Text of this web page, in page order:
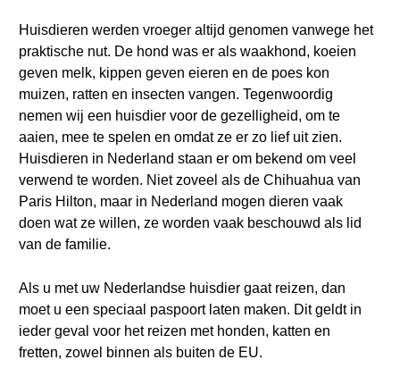
Huisdieren werden vroeger altijd genomen vanwege het
praktische nut. De hond was er als waakhond, koeien
geven melk, kippen geven eieren en de poes kon
muizen, ratten en insecten vangen. Tegenwoordig
nemen wij een huisdier voor de gezelligheid, om te
aaien, mee te spelen en omdat ze er zo lief uit zien.
Huisdieren in Nederland staan er om bekend om veel
verwend te worden. Niet zoveel als de Chihuahua van
Paris Hilton, maar in Nederland mogen dieren vaak
doen wat ze willen, ze worden vaak beschouwd als lid
van de familie.
Als u met uw Nederlandse huisdier gaat reizen, dan
moet u een speciaal paspoort laten maken. Dit geldt in
ieder geval voor het reizen met honden, katten en
fretten, zowel binnen als buiten de EU.